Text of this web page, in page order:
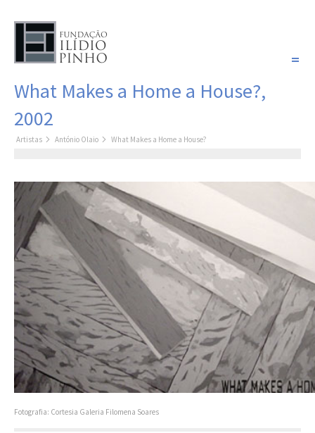
COLEÇÃO SONHOS
Escultura
Filme /
Vídeo
Instalação
Livro de
Artista
Outros
Gravura
Cronologia
What Makes a Home a House?,
2002
Artistas António Olaio What Makes a Home a House?
Fotografia: Cortesia Galeria Filomena Soares